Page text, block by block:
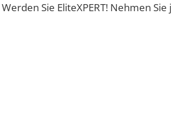
Sie EliteXPERT! Nehmen Sie